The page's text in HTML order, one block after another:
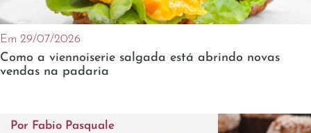
Em 29/07/2026
Como a viennoiserie salgada está abrindo novas
vendas na padaria
Por Fabio Pasquale